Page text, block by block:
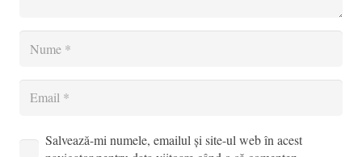
Salvează-mi numele, emailul și site-ul web în acest